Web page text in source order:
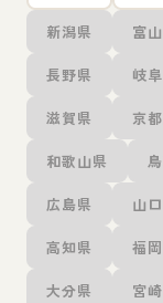
新潟県 富
長野県 岐
滋賀県 京
和歌山県
広島県 山
高知県 福
大分県 宮